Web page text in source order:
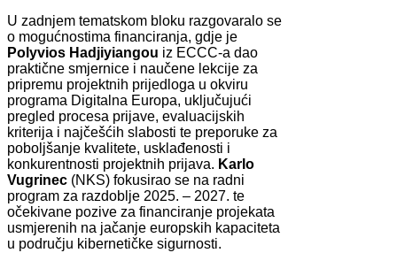
U zadnjem tematskom bloku razgovaralo se
o mogućnostima financiranja, gdje je
Polyvios Hadjiyiangou iz ECCC-a dao
praktične smjernice i naučene lekcije za
pripremu projektnih prijedloga u okviru
programa Digitalna Europa, uključujući
pregled procesa prijave, evaluacijskih
kriterija i najčešćih slabosti te preporuke za
poboljšanje kvalitete, usklađenosti i
konkurentnosti projektnih prijava. Karlo
Vugrinec (NKS) fokusirao se na radni
program za razdoblje 2025. – 2027. te
očekivane pozive za financiranje projekata
usmjerenih na jačanje europskih kapaciteta
u području kibernetičke sigurnosti.